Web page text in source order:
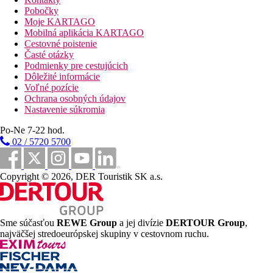
Raňajky
Vzdialenosti
28 km
Vzdialenosť od najbližšieho letiska
Pláž
bazény
Ležadlá a slnečníky pri bazéne zadarmo
Detský bazén
Bar pri bazéne
Fotogaléria
Pobočky
Moje KARTAGO
Mobilná aplikácia KARTAGO
Cestovné poistenie
Časté otázky
Podmienky pre cestujúcich
Dôležité informácie
Voľné pozície
Ochrana osobných údajov
Nastavenie súkromia
Po-Ne 7-22 hod.
02 / 5720 5700
Copyright © 2026, DER Touristik SK a.s.
Sme súčasťou REWE Group a jej divízie DERTOUR Group,
najväčšej stredoeurópskej skupiny v cestovnom ruchu.